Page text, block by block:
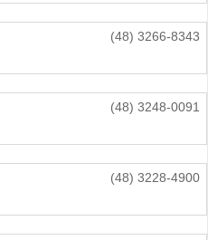
(48) 3266-8343
(48) 3248-0091
(48) 3228-4900